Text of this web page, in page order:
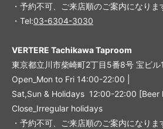
・予約不可、ご来店順のご案内になりま
・Tel:03-6304-3030
VERTERE Tachikawa Taproom
東京都立川市柴崎町2丁目5番8号 宝ビル
Open_Mon to Fri 14:00-22:00 |
Sat,Sun & Holidays 12:00-22:00 [Beer
Close_Irregular holidays
・予約不可、ご来店順のご案内になりま